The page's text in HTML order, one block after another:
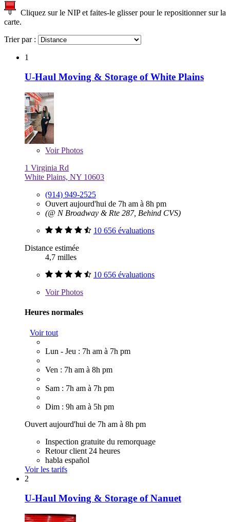
Cliquez sur le NIP et faites-le glisser pour le repositionner sur la
carte.
Trier par :
1
U-Haul Moving & Storage of White Plains
VoirPhotos
1 Virginia Rd
White Plains, NY 10603
(914) 949-2525
Ouvert aujourd'hui de 7h am à 8h pm
(@ N Broadway & Rte 287, Behind CVS)
10 656 évaluations
Distance estimée
4,7 milles
10 656 évaluations
VoirPhotos
Heures normales
Voir tout
Lun - Jeu : 7h am à 7h pm
Ven : 7h am à 8h pm
Sam : 7h am à 7h pm
Dim : 9h am à 5h pm
Ouvert aujourd'hui de 7h am à 8h pm
Inspection gratuite du remorquage
Retour client 24 heures
habla español
Voir les tarifs
2
U-Haul Moving & Storage of Nanuet